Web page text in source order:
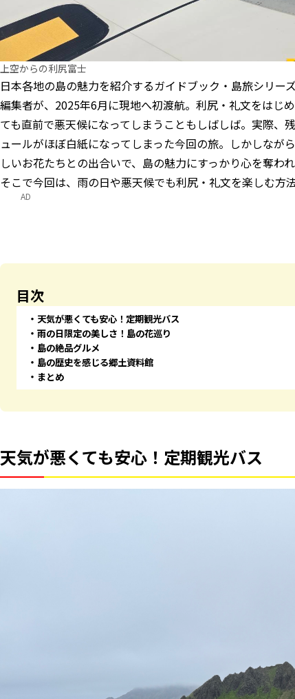
上空からの利尻富士
日本各地の島の魅力を紹介するガイドブック・島旅シリー
編集者が、2025年6月に現地へ初渡航。利尻・礼文をはじ
ても直前で悪天候になってしまうこともしばしば。実際、
ュールがほぼ白紙になってしまった今回の旅。しかしなが
しいお花たちとの出合いで、島の魅力にすっかり心を奪われ
そこで今回は、雨の日や悪天候でも利尻・礼文を楽しむ方
AD
目次
天気が悪くても安心！定期観光バス
雨の日限定の美しさ！島の花巡り
島の絶品グルメ
島の歴史を感じる郷土資料館
まとめ
天気が悪くても安心！定期観光バス